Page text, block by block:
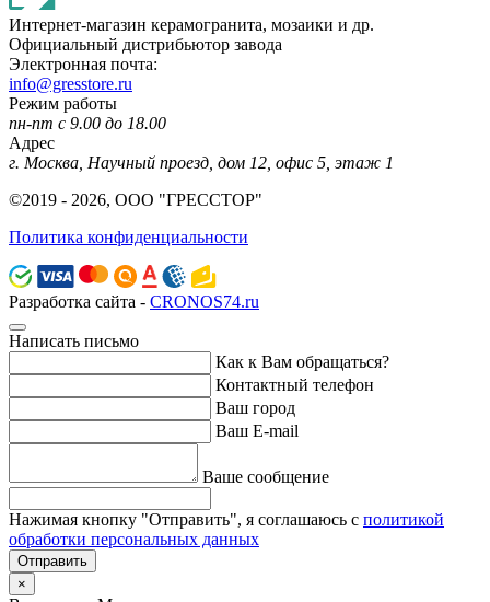
Интернет-магазин керамогранита, мозаики и др.
Официальный дистрибьютор завода
Электронная почта:
info@gresstore.ru
Режим работы
пн-пт с 9.00 до 18.00
Адрес
г. Москва, Научный проезд, дом 12, офис 5, этаж 1
©2019 - 2026, ООО "ГРЕССТОР"
Политика конфиденциальности
Разработка сайта - CRONOS74.ru
Написать письмо
Как к Вам обращаться?
Контактный телефон
Ваш город
Ваш E-mail
Ваше сообщение
Нажимая кнопку "Отправить", я соглашаюсь с политикой
обработки персональных данных
Отправить
×